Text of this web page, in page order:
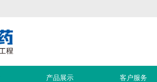
产品展示 客户服务